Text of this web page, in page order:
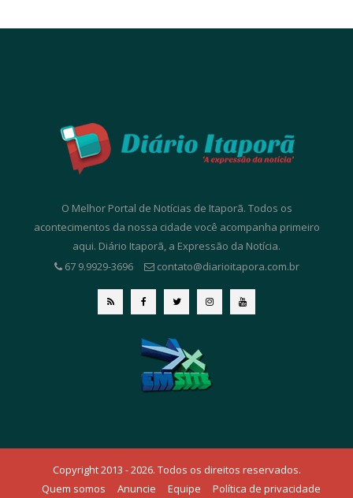
O Melhor Portal de Notícias de Itaporã. Todos os
acontecimentos da nossa cidade você acompanha primeiro
aqui. Diário Itaporã, a Expressão da Notícia.
67 9.9929-3696
contato@diarioitapora.com.br
Copyright 2013 - 2026. Todos os direitos reservados.
Quem somos
Anuncie Equipe Política de privacidade